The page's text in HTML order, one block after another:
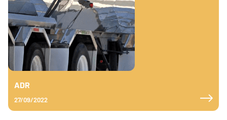
ADR
27/09/2022